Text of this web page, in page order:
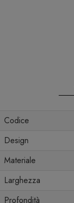
Codice
Design
Materiale
Larghezza
Profondità